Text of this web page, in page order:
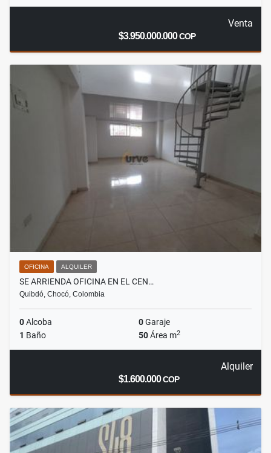
Venta
$3.950.000.000COP
OFICINA ALQUILER
SE ARRIENDA OFICINA EN EL CEN…
Quibdó, Chocó, Colombia
0Alcoba 0Garaje
1 Baño 50Área m2
Alquiler
$1.600.000COP